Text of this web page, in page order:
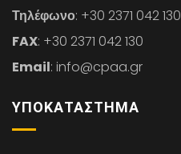
Τηλέφωνο: +30 2371 042 130
FAX: +30 2371 042 130
Email: info@cpaa.gr
ΥΠΟΚΑΤΆΣΤΗΜΑ